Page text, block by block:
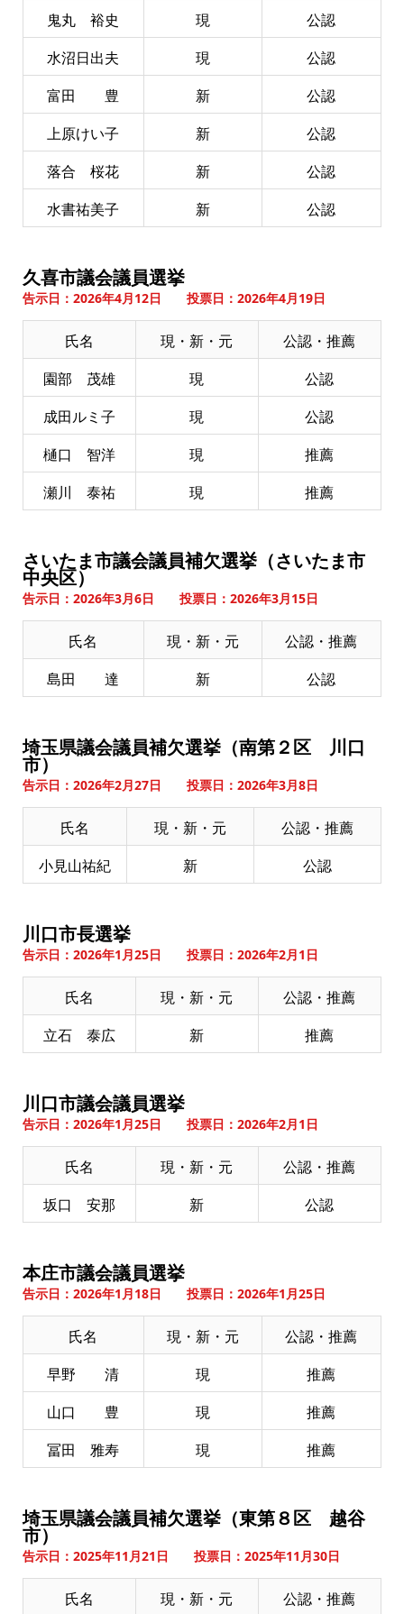
鬼丸 裕史
現
公認
水沼日出夫
現
公認
富田 豊
新
公認
上原けい子
新
公認
落合 桜花
新
公認
水書祐美子
新 公認
久喜市議会議員選挙
告示日：2026年4月12日 投票日：2026年4月19日
氏名 現・新・元
公認・推薦
園部 茂雄
現
公認
成田ルミ子
現
公認
樋口 智洋
現
推薦
瀬川 泰祐
現 推薦
さいたま市議会議員補欠選挙（さいたま市
中央区）
告示日：2026年3月6日 投票日：2026年3月15日
氏名 現・新・元
公認・推薦
島田 達
新 公認
埼玉県議会議員補欠選挙（南第２区 川口
市）
告示日：2026年2月27日 投票日：2026年3月8日
氏名 現・新・元
公認・推薦
小見山祐紀
新 公認
川口市長選挙
告示日：2026年1月25日 投票日：2026年2月1日
氏名 現・新・元
公認・推薦
立石 泰広
新 推薦
川口市議会議員選挙
告示日：2026年1月25日 投票日：2026年2月1日
氏名 現・新・元
公認・推薦
坂口 安那
新 公認
本庄市議会議員選挙
告示日：2026年1月18日 投票日：2026年1月25日
氏名 現・新・元
公認・推薦
早野 清
現
推薦
山口 豊
現
推薦
冨田 雅寿
現 推薦
埼玉県議会議員補欠選挙（東第８区 越谷
市）
告示日：2025年11月21日 投票日：2025年11月30日
氏名 現・新・元 公認・推薦